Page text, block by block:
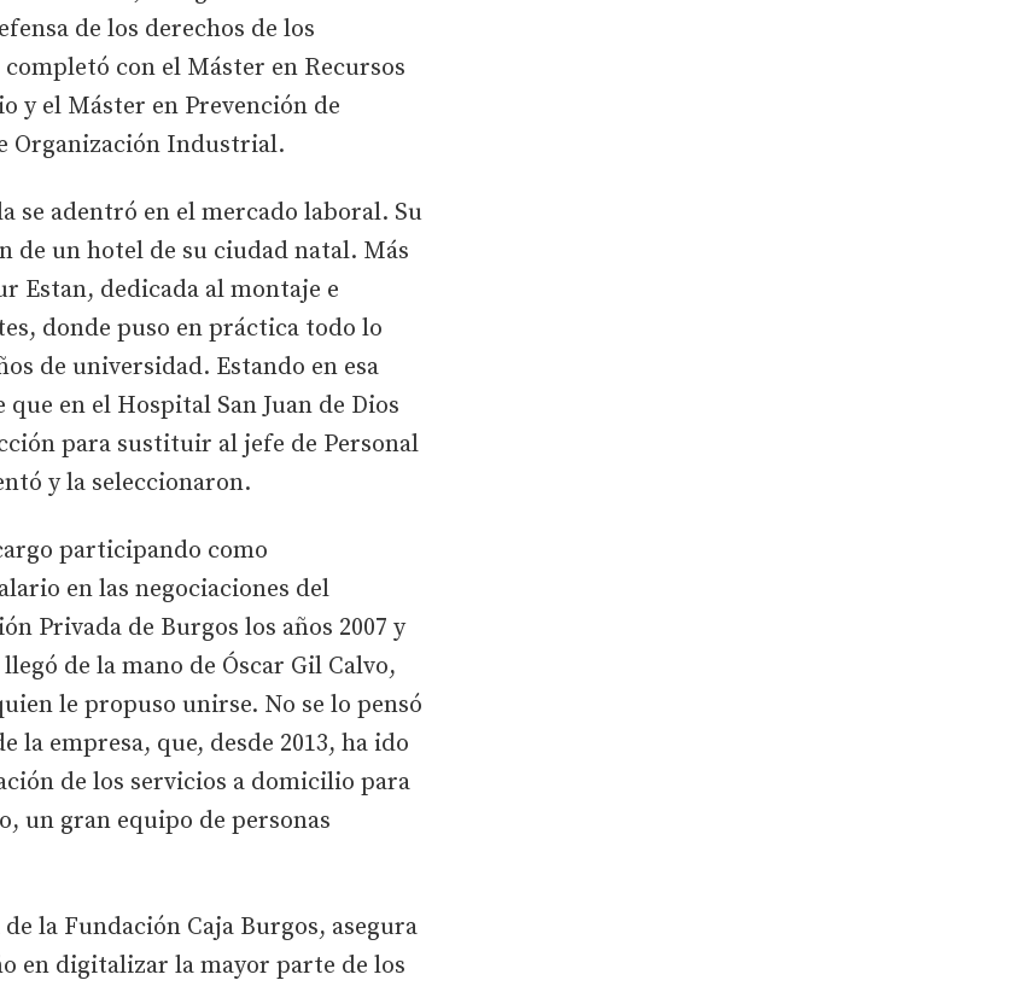
de los derechos de los
con el Máster en Recursos
y el Máster en Prevención de
Organización Industrial.
se adentró en el mercado laboral. Su
un hotel de su ciudad natal. Más
Estan, dedicada al montaje e
donde puso en práctica todo lo
de universidad. Estando en esa
en el Hospital San Juan de Dios
para sustituir al jefe de Personal
y la seleccionaron.
participando como
en las negociaciones del
Privada de Burgos los años 2007 y
de la mano de Óscar Gil Calvo,
le propuso unirse. No se lo pensó
la empresa, que, desde 2013, ha ido
de los servicios a domicilio para
un gran equipo de personas
la Fundación Caja Burgos, asegura
en digitalizar la mayor parte de los